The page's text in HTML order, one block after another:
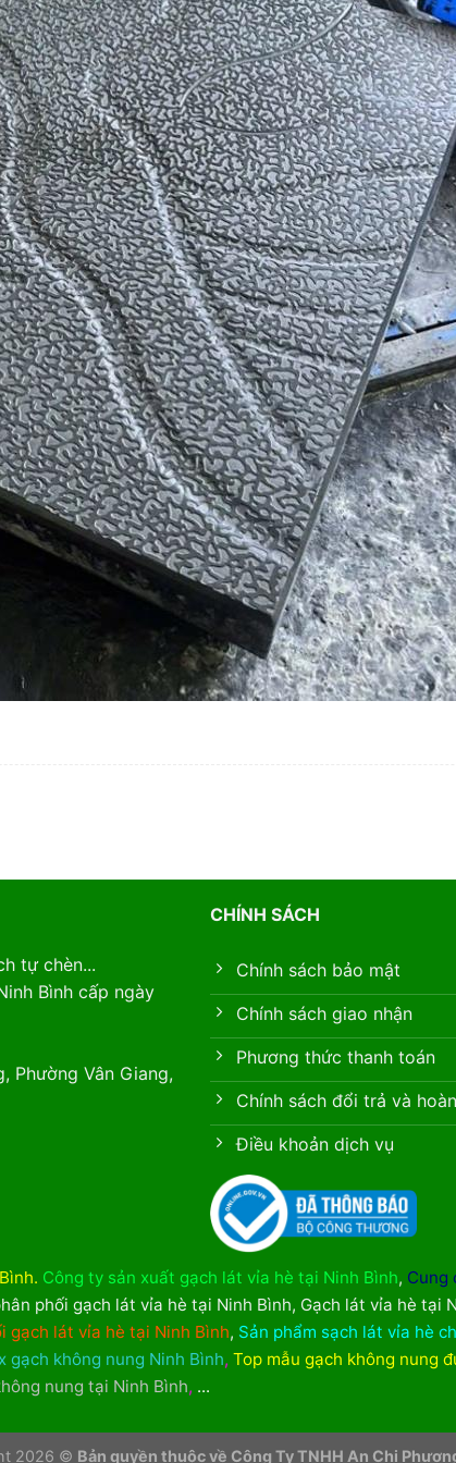
tự chèn...
Bình cấp ngày
Phường Vân Giang,
CHÍNH SÁCH
Chính sách bảo mật
Chính sách giao nhận
Phương thức thanh toán
Chính sách đổi trả và
Điều khoản dịch vụ
. Công ty sản xuất gạch lát vỉa hè tại Ninh Bình, Cung
phối gạch lát vỉa hè tại Ninh Bình, Gạch lát vỉa hè tại
gạch lát vỉa hè tại Ninh Bình, Sản phẩm sạch lát vỉa hè
gạch không nung Ninh Bình, Top mẫu gạch không nung
nung tại Ninh Bình, ...
2026 © Bản quyền thuộc về Công Ty TNHH An Chi